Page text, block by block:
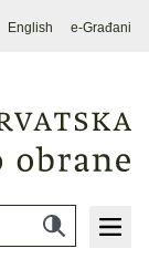
English e-Građani